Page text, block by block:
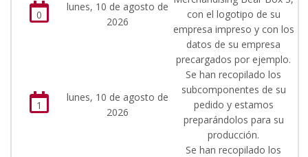
0
lunes, 10 de agosto de
2026
con el logotipo de su
empresa impreso y con los
datos de su empresa
precargados por ejemplo.
1
lunes, 10 de agosto de
2026
Se han recopilado los
subcomponentes de su
pedido y estamos
preparándolos para su
producción.
Se han recopilado los